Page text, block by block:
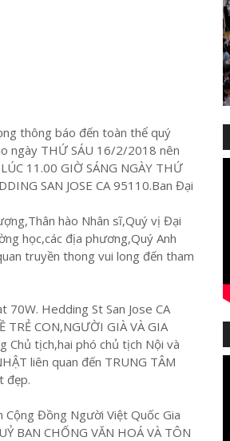
thông báo đến toàn thể quý
ngày THỨ SÁU 16/2/2018 nên
11.00 GIỜ SÁNG NGÀY THỨ
SAN JOSE CA 95110.Ban Đại
hào Nhân sĩ,Quý vị Đại
học,các địa phương,Quý Anh
truyền thong vui long đến tham
Hedding St San Jose CA
CON,NGƯỜI GIÀ VÀ GIA
Chủ tịch,hai phó chủ tịch Nội và
liên quan đến TRUNG TÂM
đẹp.
Đồng Người Việt Quốc Gia
BAN CHỐNG VĂN HOÁ VÀ TÔN